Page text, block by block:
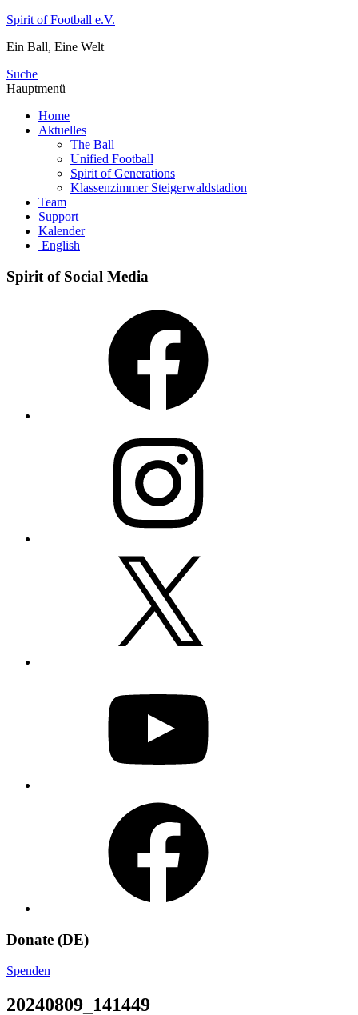
Zum
springen
Spirit of Football e.V.
Ein Ball, Eine Welt
Suche
Hauptmenü
Home
Aktuelles
The Ball
Unified Football
Spirit of Generations
Klassenzimmer Steigerwaldstadion
Team
Support
Kalender
English
Spirit of Social Media
Donate (DE)
Spenden
20240809_141449